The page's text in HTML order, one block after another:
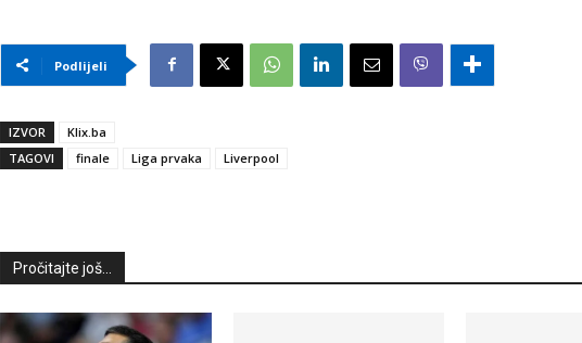
Podlijeli
IZVOR
Klix.ba
TAGOVI
finale Liga prvaka Liverpool
Pročitajte još...